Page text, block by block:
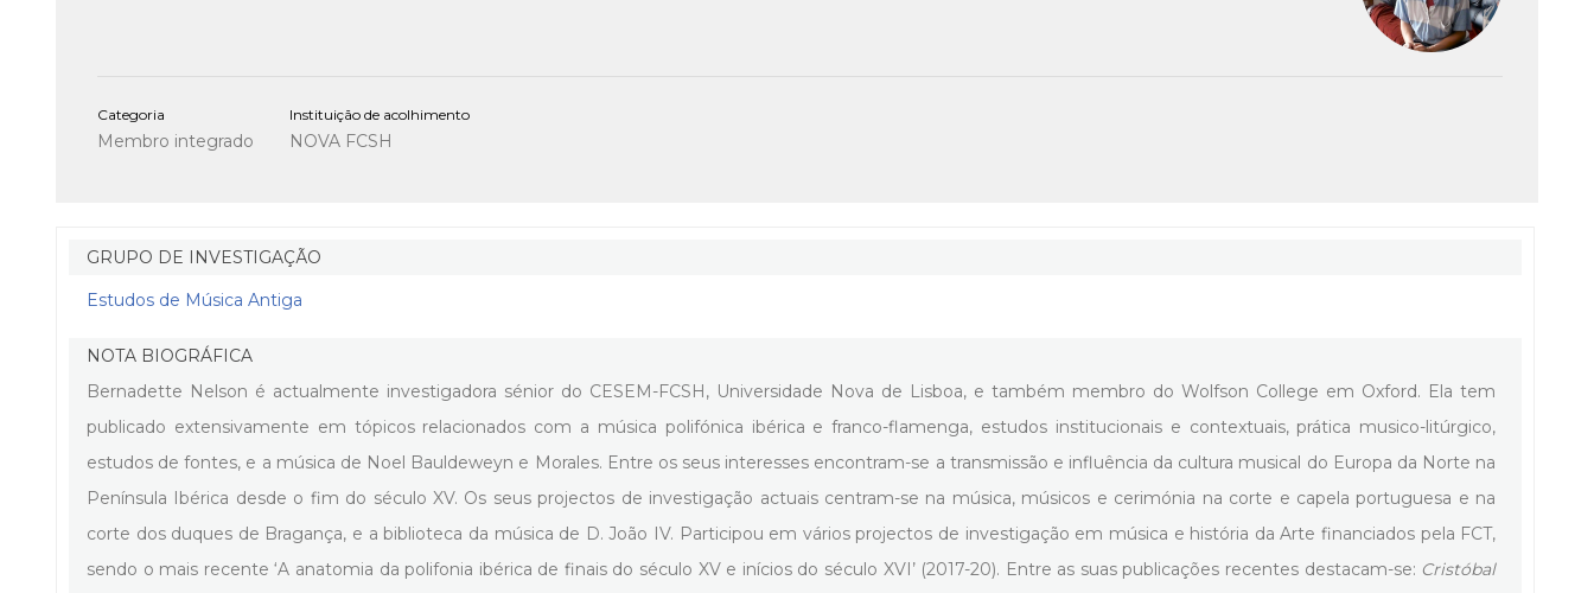
Categoria
Membro integrado
Instituição de acolhimento
NOVA FCSH
GRUPO DE INVESTIGAÇÃO
Estudos de Música Antiga
NOTA BIOGRÁFICA
Bernadette Nelson é actualmente investigadora sénior do CESEM-FCSH, Universidade Nova de Lisboa, e também membro do Wolfson College em Oxford. Ela tem
publicado extensivamente em tópicos relacionados com a música polifónica ibérica e franco-flamenga, estudos institucionais e contextuais, prática musico-litúrgico,
estudos de fontes, e a música de Noel Bauldeweyn e Morales. Entre os seus interesses encontram-se a transmissão e influência da cultura musical do Europa da Norte na
Península Ibérica desde o fim do século XV. Os seus projectos de investigação actuais centram-se na música, músicos e cerimónia na corte e capela portuguesa e na
corte dos duques de Bragança, e a biblioteca da música de D. João IV. Participou em vários projectos de investigação em música e história da Arte financiados pela FCT,
sendo o mais recente ‘A anatomia da polifonia ibérica de finais do século XV e inícios do século XVI’ (2017-20). Entre as suas publicações recentes destacam-se: Cristóbal